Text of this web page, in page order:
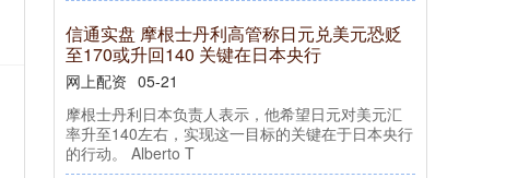
信通实盘 摩根士丹利高管称日元兑美元恐贬
至170或升回140 关键在日本央行
网上配资 05-21
摩根士丹利日本负责人表示，他希望日元对美元汇
率升至140左右，实现这一目标的关键在于日本央行
的行动。 Alberto T